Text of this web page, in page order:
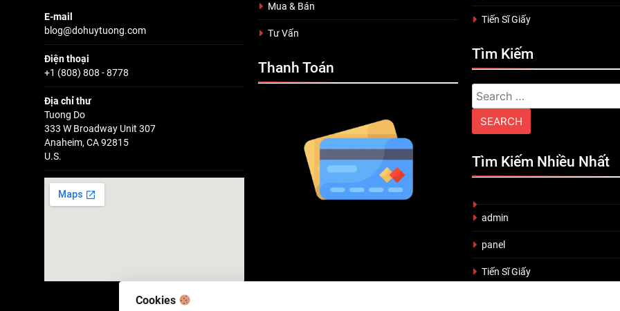
E-mail
blog@dohuytuong.com
Điện thoại
+1 (808) 808 - 8778
Địa chỉ thư
Tuong Do
333 W Broadway Unit 307
Anaheim, CA 92815
U.S.
Mua & Bán
Tư Vấn
Thanh Toán
Tiến Sĩ Giấy
Tìm Kiếm
Search
for:
Tìm Kiếm Nhiều Nhất
admin
panel
Tiến Sĩ Giấy
Cookies